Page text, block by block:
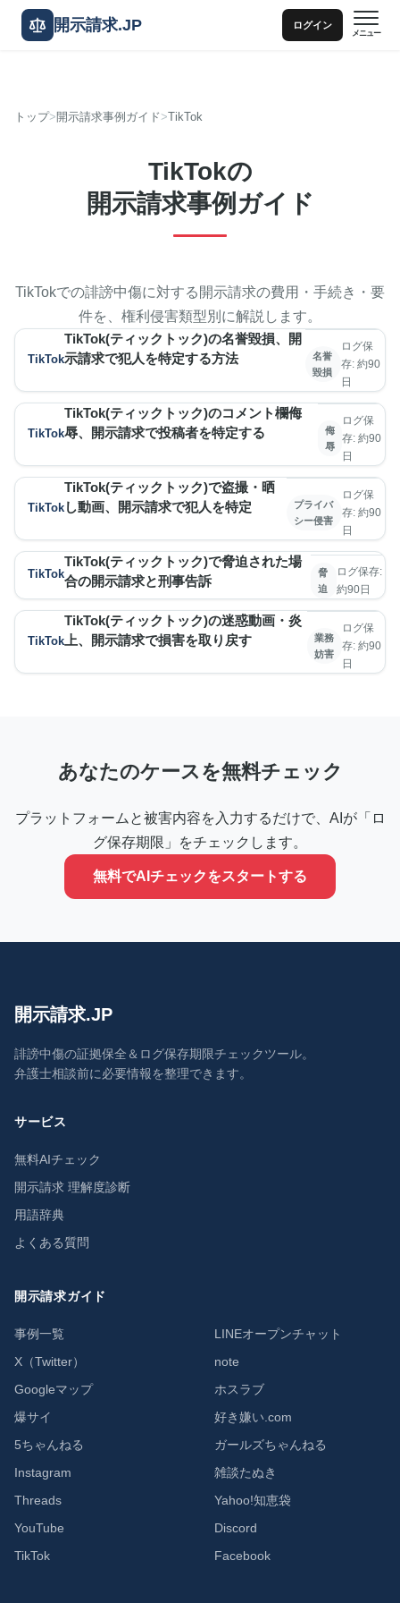
開示請求.JP ログイン
メニュー
トップ 開示請求事例ガイド TikTok
TikTokの
開示請求事例ガイド
TikTokでの誹謗中傷に対する開示請求の費用・手続き・要
件を、権利侵害類型別に解説します。
TikTok
TikTok(ティックトック)の名誉毀損、開
示請求で犯人を特定する方法
名誉
毀損
ログ保
存: 約90
日
TikTok
TikTok(ティックトック)のコメント欄侮
辱、開示請求で投稿者を特定する
侮
辱
ログ保
存: 約90
日
TikTok
TikTok(ティックトック)で盗撮・晒
し動画、開示請求で犯人を特定
プライバ
シー侵害
ログ保
存: 約90
日
TikTok
TikTok(ティックトック)で脅迫された場
合の開示請求と刑事告訴
脅
迫
ログ保存:
約90日
TikTok
TikTok(ティックトック)の迷惑動画・炎
上、開示請求で損害を取り戻す
業務
妨害
ログ保
存: 約90
日
あなたのケースを無料チェック
プラットフォームと被害内容を入力するだけで、AIが「ロ
グ保存期限」をチェックします。
無料でAIチェックをスタートする
開示請求.JP
誹謗中傷の証拠保全＆ログ保存期限チェックツール。
弁護士相談前に必要情報を整理できます。
サービス
無料AIチェック
開示請求 理解度診断
用語辞典
よくある質問
開示請求ガイド
事例一覧
X（Twitter）
Googleマップ
爆サイ
5ちゃんねる
Instagram
Threads
YouTube
TikTok
LINEオープンチャット
note
ホスラブ
好き嫌い.com
ガールズちゃんねる
雑談たぬき
Yahoo!知恵袋
Discord
Facebook